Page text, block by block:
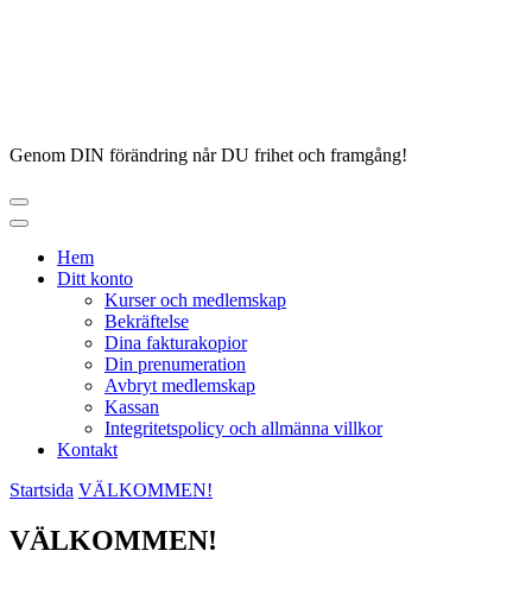
Genom DIN förändring når DU frihet och framgång!
Hem
Ditt konto
Kurser och medlemskap
Bekräftelse
Dina fakturakopior
Din prenumeration
Avbryt medlemskap
Kassan
Integritetspolicy och allmänna villkor
Kontakt
Startsida VÄLKOMMEN!
VÄLKOMMEN!